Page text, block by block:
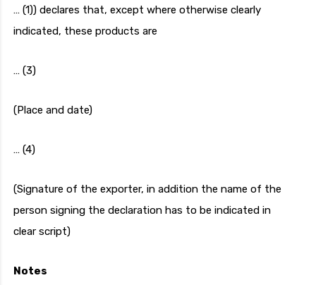
… (1)) declares that, except where otherwise clearly
indicated, these products are
… (3)
(Place and date)
… (4)
(Signature of the exporter, in addition the name of the
person signing the declaration has to be indicated in
clear script)
Notes